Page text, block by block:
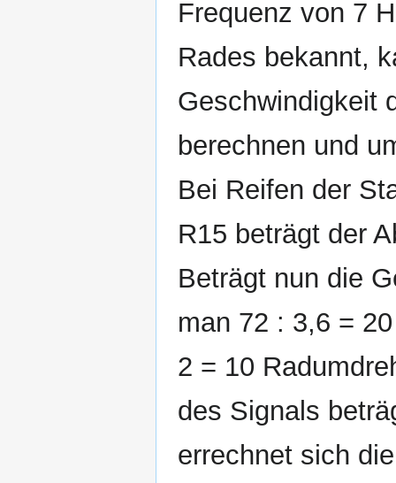
Frequenz von 7
Rades bekannt,
Geschwindigkeit
berechnen und
Bei Reifen der
R15 beträgt der
Beträgt nun die
man 72 : 3,6 =
2 = 10
des Signals
errechnet sich